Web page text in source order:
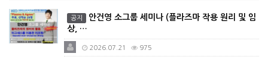
공지
안건영 소그룹 세미나 (플라즈마 작용 원리 및 임
상, …
2026.07.21 975